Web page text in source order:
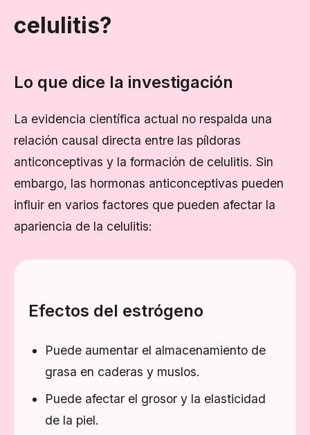
celulitis?
Lo que dice la investigación
La evidencia científica actual no respalda una
relación causal directa entre las píldoras
anticonceptivas y la formación de celulitis. Sin
embargo, las hormonas anticonceptivas pueden
influir en varios factores que pueden afectar la
apariencia de la celulitis:
Efectos del estrógeno
Puede aumentar el almacenamiento de
grasa en caderas y muslos.
Puede afectar el grosor y la elasticidad
de la piel.